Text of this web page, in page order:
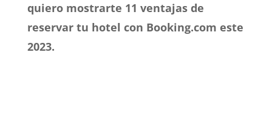
quiero mostrarte 11 ventajas de
reservar tu hotel con Booking.com este
2023.